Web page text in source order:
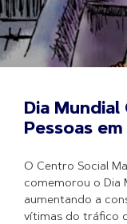
Dia
Pessoas
O Centro Social
comemorou o Dia
aumentando a
vítimas do tráfico